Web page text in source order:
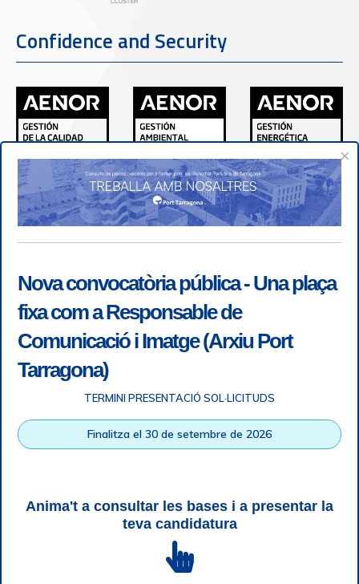
Confidence and Security
Accessibility Legal note | + info RGPD |Information of
×
Nova convocatòria pública - Una plaça
fixa com a Responsable de
Comunicació i Imatge (Arxiu Port
Tarragona)
TERMINI PRESENTACIÓ SOL·LICITUDS
Finalitza el 30 de setembre de 2026
Anima't a consultar les bases i a presentar la
teva candidatura